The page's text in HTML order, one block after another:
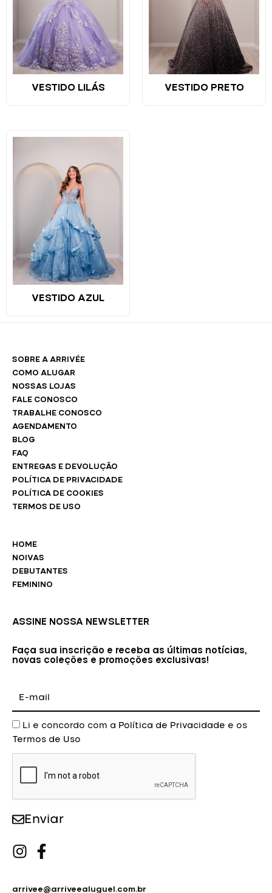
VESTIDO LILÁS VESTIDO PRETO
VESTIDO AZUL
SOBRE A ARRIVÉE
COMO ALUGAR
NOSSAS LOJAS
FALE CONOSCO
TRABALHE CONOSCO
AGENDAMENTO
BLOG
FAQ
ENTREGAS E DEVOLUÇÃO
POLÍTICA DE PRIVACIDADE
POLÍTICA DE COOKIES
TERMOS DE USO
HOME
NOIVAS
DEBUTANTES
FEMININO
ASSINE NOSSA NEWSLETTER
Faça sua inscrição e receba as últimas notícias,
novas coleções e promoções exclusivas!
mail
AceiteLi e concordo com a Política de Privacidade e os
Termos de Uso
Enviar
arrivee@arriveealuguel.com.br